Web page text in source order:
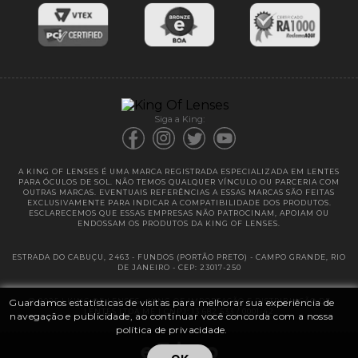
Guardamos estatísticas de visitas para melhorar sua experiência de
navegação e publicidade, ao continuar você concorda com a nossa
política de privacidade.
Entregas
Siga a King:
A KING OF LENSES É UMA MARCA REGISTRADA ESPECIALIZADA EM LENTES
PARA ÓCULOS DE SOL. NÃO TEMOS QUALQUER VÍNCULO OU PARCERIA COM
OUTRAS MARCAS. EVENTUAIS REFERÊNCIAS A ESSAS MARCAS SÃO FEITAS
EXCLUSIVAMENTE PARA INDICAR A COMPATIBILIDADE DOS PRODUTOS.
ESCLARECEMOS QUE ESSAS EMPRESAS NÃO PATROCINAM, APOIAM OU
ENDOSSAM OS PRODUTOS DA KING OF LENSES.
ESTRADA DO CABUÇU, 2463 - FUNDOS (PORTÃO PRETO) - CAMPO GRANDE, RIO
DE JANEIRO - CEP: 23017-250
@ 2025 | KING OF LENSES - KING OF IMPORTAÇÃO E DISTRIBUIÇÃO DE
LENTES LTDA ME | CNPJ: 13.682.533 / 0001-42